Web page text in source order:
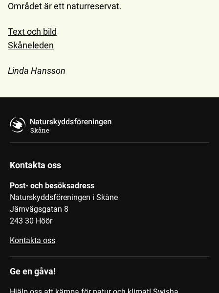
Området är ett naturreservat.
Text och bild
Skåneleden
Linda Hansson
Skåne
Kontakta oss
Post- och besöksadress
Naturskyddsföreningen i Skåne
Järnvägsgatan 8
243 30 Höör
Kontakta oss
Ge en gåva!